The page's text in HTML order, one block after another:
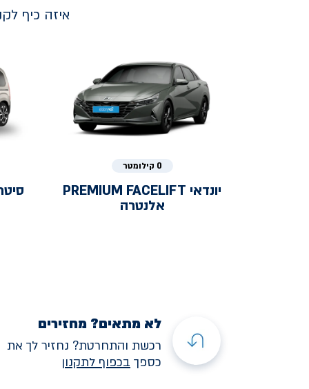
איזה כיף
0 קילומטר
יונדאי PREMIUM FACELIFT
אלנטרה
לא מתאים? מחזירים
רכשת והתחרטת? נחזיר לך את
כספך בכפוף לתקנון